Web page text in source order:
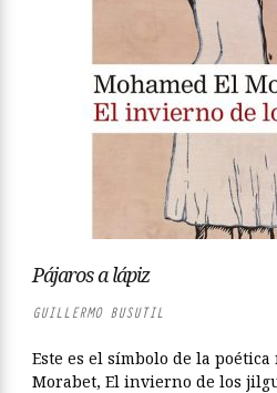
Pájaros a lápiz
GUILLERMO BUSUTIL
Este es el símbolo de la
Morabet, El invierno de los